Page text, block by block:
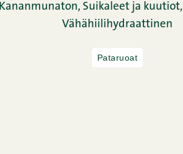
Kananmunaton, Suikaleet ja kuutiot,
Vähähiilihydraattinen
Pataruoat